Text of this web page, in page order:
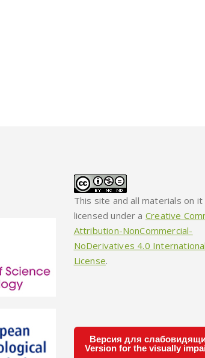
This site and all materials on it
licensed under a Creative
Attribution-NonCommercial-
NoDerivatives 4.0 International
License.
Версия для
Version for the visually